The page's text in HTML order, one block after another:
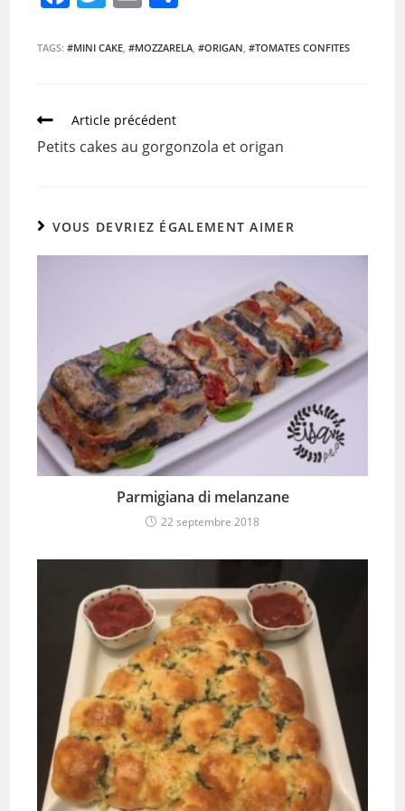
c
b
o
itt ai ta
TAGS:#MINI CAKE, #MOZZARELA, #ORIGAN, #TOMATES CONFITES
Article précédent
Petits cakes au gorgonzola et origan
VOUS DEVRIEZ ÉGALEMENT AIMER
Parmigiana di melanzane
22 septembre 2018